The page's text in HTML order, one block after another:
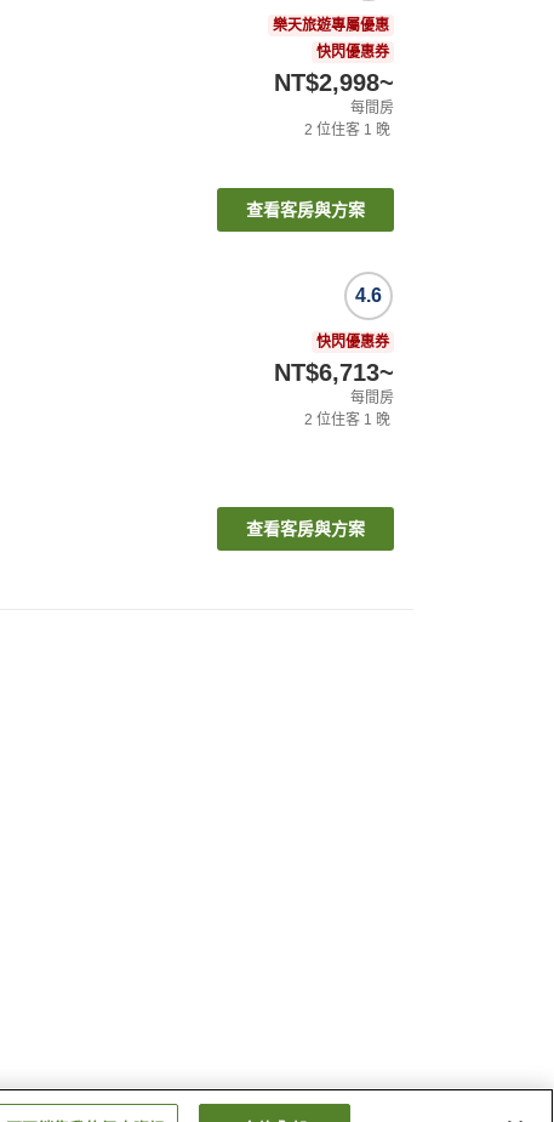
樂天旅遊專屬優惠
快閃優惠券
NT$2,998~
每間房
2 位住客 1 晚
查看客房與方案
4.6
快閃優惠券
NT$6,713~
每間房
2 位住客 1 晚
查看客房與方案